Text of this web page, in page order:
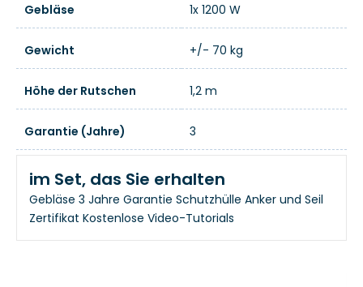
Gebläse 1x 1200 W
Gewicht +/- 70 kg
Höhe der Rutschen 1,2 m
Garantie (Jahre) 3
im Set, das Sie erhalten
Gebläse 3 Jahre Garantie Schutzhülle Anker und Seil
Zertifikat Kostenlose Video-Tutorials